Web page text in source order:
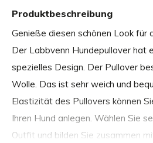
Produktbeschreibung
Genieße diesen schönen Look für
Der Labbvenn Hundepullover hat
spezielles Design. Der Pullover
Wolle. Das ist sehr weich und
Elastizität des Pullovers können
Ihren Hund anlegen. Wählen Sie
Outfit und bilden Sie zusammen